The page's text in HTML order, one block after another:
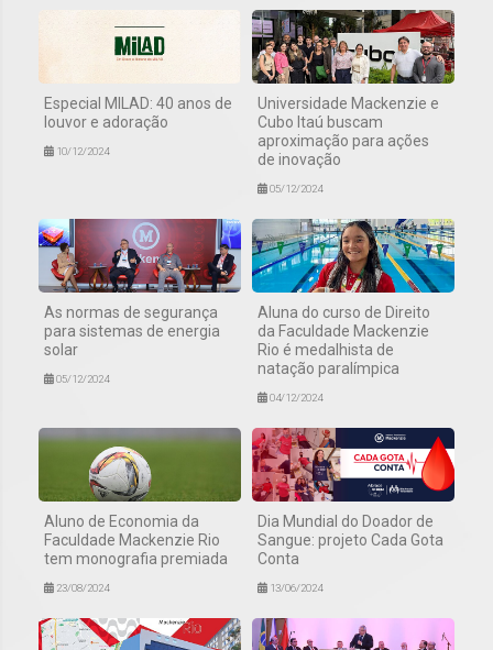
Especial MILAD: 40 anos de
louvor e adoração
10/12/2024
Universidade Mackenzie e
Cubo Itaú buscam
aproximação para ações
de inovação
05/12/2024
As normas de segurança
para sistemas de energia
solar
05/12/2024
Aluna do curso de Direito
da Faculdade Mackenzie
Rio é medalhista de
natação paralímpica
04/12/2024
Aluno de Economia da
Faculdade Mackenzie Rio
tem monografia premiada
23/08/2024
Dia Mundial do Doador de
Sangue: projeto Cada Gota
Conta
13/06/2024